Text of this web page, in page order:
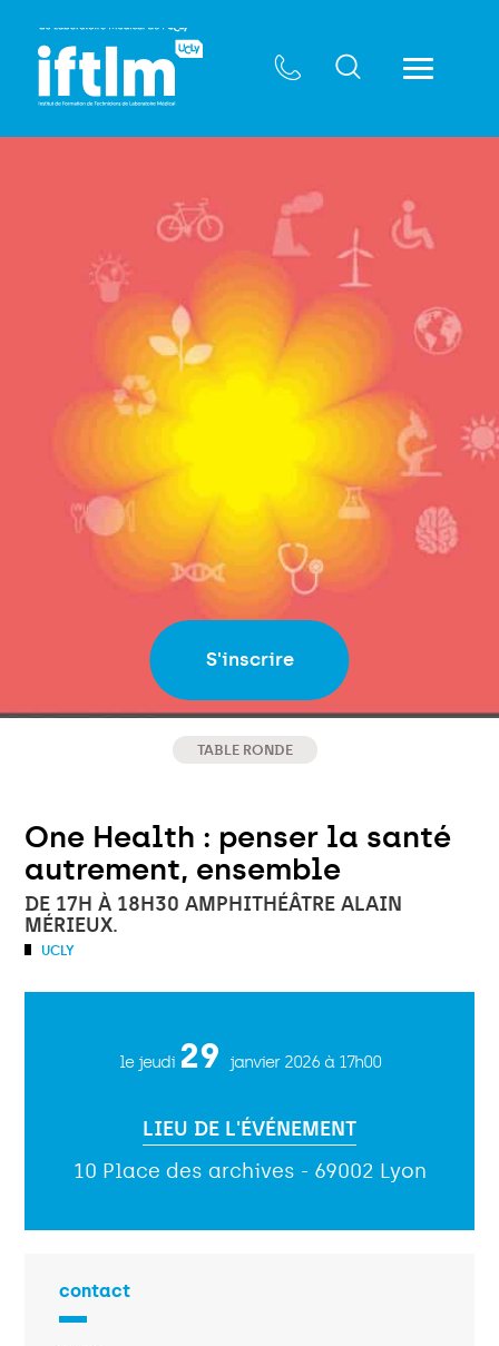
S'inscrire
TABLE RONDE
One Health : penser la santé
autrement, ensemble
DE 17H À 18H30 AMPHITHÉÂTRE ALAIN
MÉRIEUX.
UCLY
le jeudi 29 janvier 2026 à 17h00
LIEU DE L'ÉVÉNEMENT
10 Place des archives - 69002 Lyon
contact